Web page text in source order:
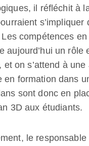
il réfléchit à
s’impliquer
compétences
aujourd’hui un rôle
et on s’attend à
en formation dans
sont donc en
3D aux étudiants.
le responsable